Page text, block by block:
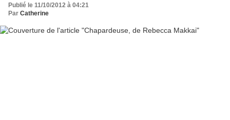
Publié le 11/10/2012 à 04:21
Par Catherine